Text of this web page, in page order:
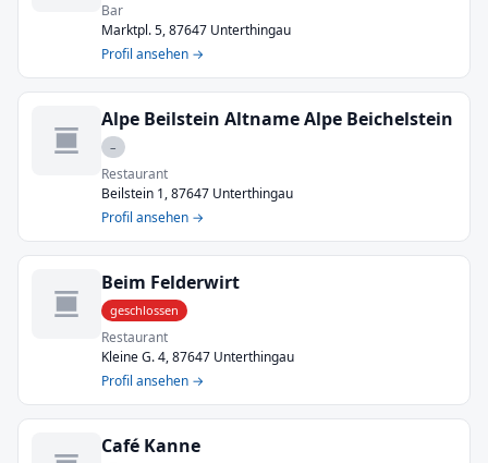
Bar
Marktpl. 5, 87647 Unterthingau
Profil ansehen →
Alpe Beilstein Altname Alpe Beichelstein
–
Restaurant
Beilstein 1, 87647 Unterthingau
Profil ansehen →
Beim Felderwirt
geschlossen
Restaurant
Kleine G. 4, 87647 Unterthingau
Profil ansehen →
Café Kanne